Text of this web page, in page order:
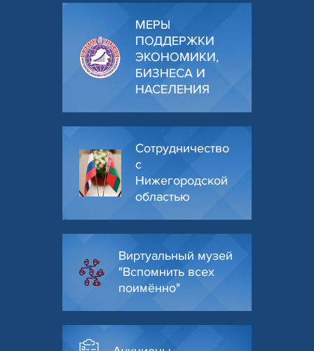
МЕРЫ
ПОДДЕРЖКИ
ЭКОНОМИКИ,
БИЗНЕСА И
НАСЕЛЕНИЯ
Сотрудничество
с
Нижегородской
областью
Виртуальный музей
"Вспомнить всех
поимённо"